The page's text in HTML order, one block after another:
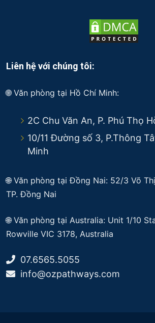
Liên hệ với chúng tôi:
🌐 Văn phòng tại Hồ Chí Minh:
2C Chu Văn An, P. Phú Thọ
10/11 Đường số 3, P.Thông
Minh
🌐 Văn phòng tại Đồng Nai: 52/3 Võ Thị
TP. Đồng Nai
🌐Văn phòng tại Australia: Unit 1/10
Rowville VIC 3178, Australia
07.6565.5055
info@ozpathways.com